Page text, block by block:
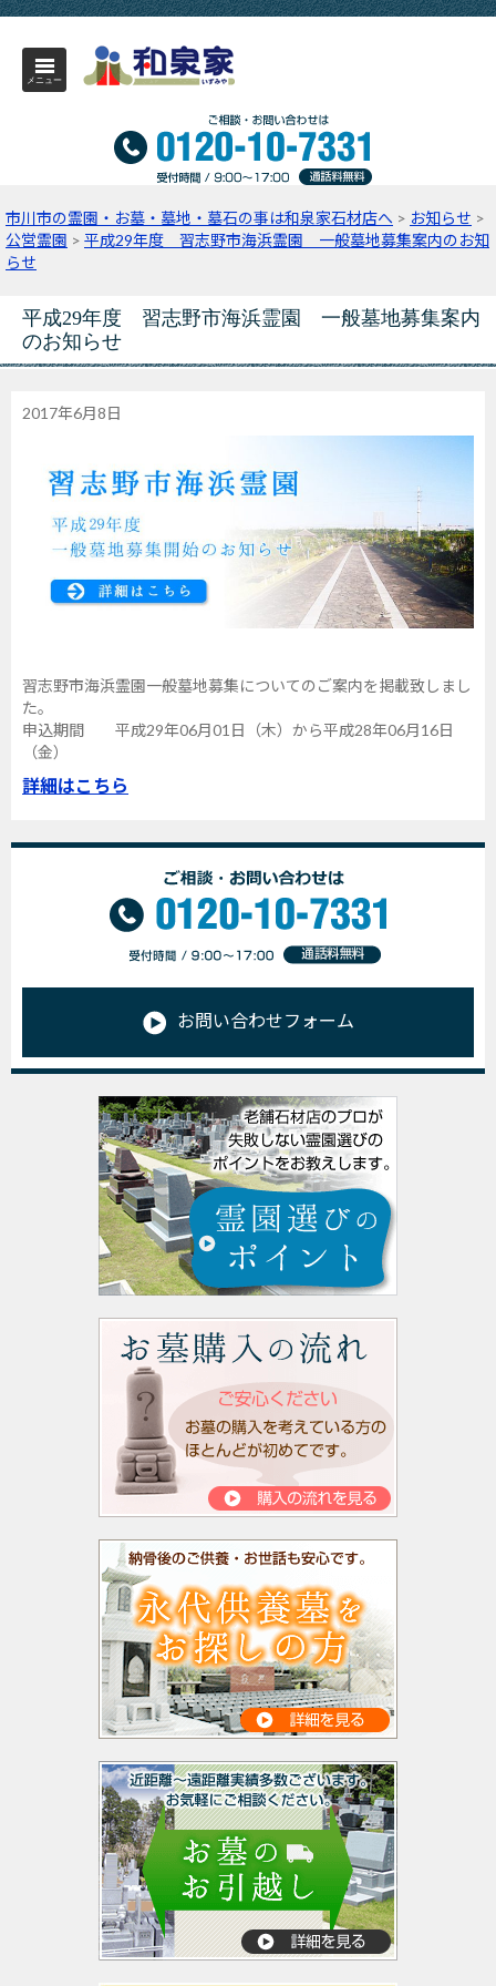
メニュー
市川市の霊園・お墓・墓地・墓石の事は和泉家石材店へ > お知らせ >
公営霊園 > 平成29年度 習志野市海浜霊園 一般墓地募集案内のお知
らせ
平成29年度 習志野市海浜霊園 一般墓地募集案内
のお知らせ
2017年6月8日
習志野市海浜霊園一般墓地募集についてのご案内を掲載致しまし
た。
申込期間 平成29年06月01日（木）から平成28年06月16日
（金）
詳細はこちら
お問い合わせフォーム